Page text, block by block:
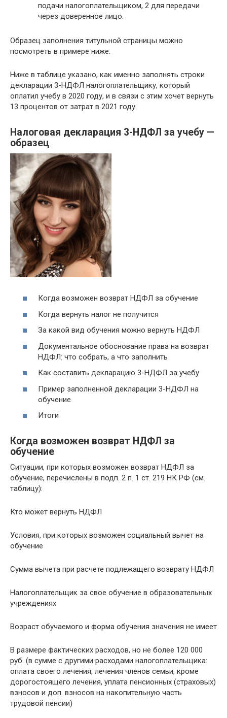
подачи налогоплательщиком, 2 для передачи
через доверенное лицо.
Образец заполнения титульной страницы можно
посмотреть в примере ниже.
Ниже в таблице указано, как именно заполнять строки
декларации 3-НДФЛ налогоплательщику, который
оплатил учебу в 2020 году, и в связи с этим хочет вернуть
13 процентов от затрат в 2021 году.
Налоговая декларация 3-НДФЛ за учебу —
образец
Когда возможен возврат НДФЛ за обучение
Когда вернуть налог не получится
За какой вид обучения можно вернуть НДФЛ
Документальное обоснование права на возврат
НДФЛ: что собрать, а что заполнить
Как составить декларацию 3-НДФЛ за учебу
Пример заполненной декларации 3-НДФЛ на
обучение
Итоги
Когда возможен возврат НДФЛ за
обучение
Ситуации, при которых возможен возврат НДФЛ за
обучение, перечислены в подп. 2 п. 1 ст. 219 НК РФ (см.
таблицу):
Кто может вернуть НДФЛ
Условия, при которых возможен социальный вычет на
обучение
Сумма вычета при расчете подлежащего возврату НДФЛ
Налогоплательщик за свое обучение в образовательных
учреждениях
Возраст обучаемого и форма обучения значения не имеет
В размере фактических расходов, но не более 120 000
руб. (в сумме с другими расходами налогоплательщика:
оплата своего лечения, лечения членов семьи, кроме
дорогостоящего лечения, уплата пенсионных (страховых)
взносов и доп. взносов на накопительную часть
трудовой пенсии)